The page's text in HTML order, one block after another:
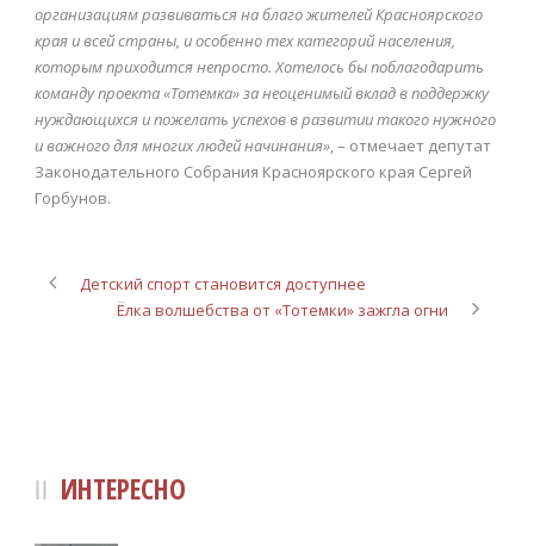
организациям развиваться на благо жителей Красноярского
края и всей страны, и особенно тех категорий населения,
которым приходится непросто. Хотелось бы поблагодарить
команду проекта «Тотемка» за неоценимый вклад в поддержку
нуждающихся и пожелать успехов в развитии такого нужного
и важного для многих людей начинания» , – отмечает депутат
Законодательного Собрания Красноярского края Сергей
Горбунов.
Детский спорт становится доступнее
Ёлка волшебства от «Тотемки» зажгла огни
ИНТЕРЕСНО